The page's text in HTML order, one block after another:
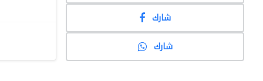
شارك
شارك